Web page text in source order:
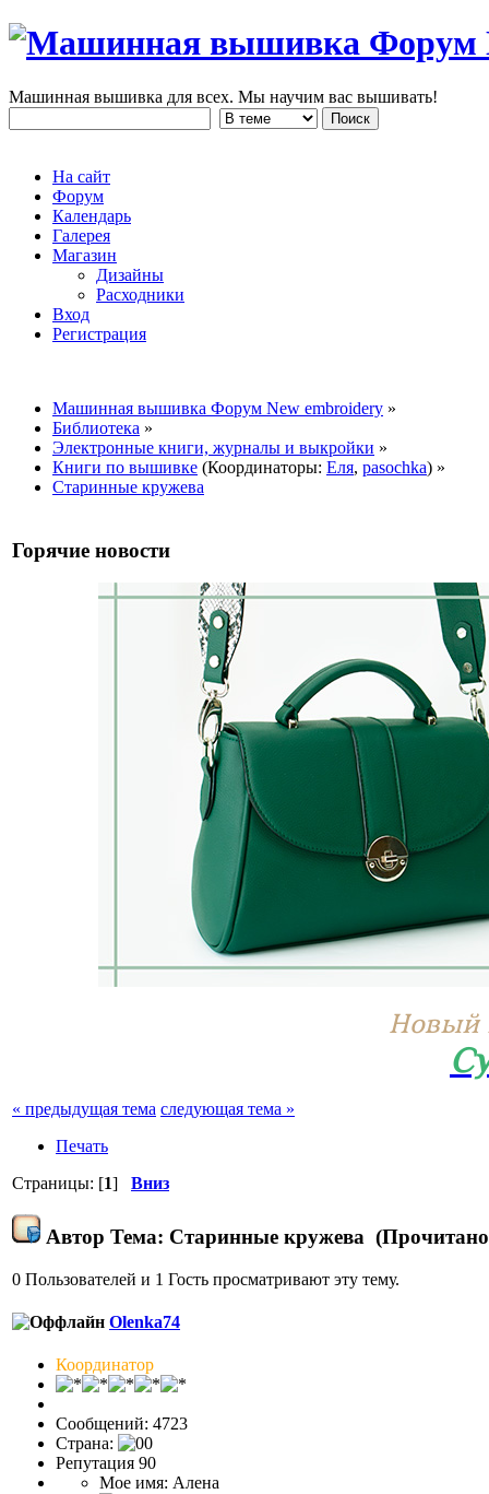
Машинная вышивка для всех. Мы научим вас вышивать!
На сайт
Форум
Календарь
Галерея
Магазин
Дизайны
Расходники
Вход
Регистрация
Машинная вышивка Форум New embroidery »
Библиотека »
Электронные книги, журналы и выкройки »
Книги по вышивке (Координаторы: Еля, pasochka) »
Старинные кружева
Горячие новости
Новый
« предыдущая тема следующая тема »
Печать
Страницы: [1] Вниз
Автор Тема: Старинные кружева (Прочитано
0 Пользователей и 1 Гость просматривают эту тему.
Olenka74
Координатор
Сообщений: 4723
Страна:
Репутация 90
Мое имя: Алена